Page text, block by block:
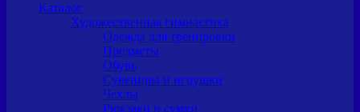
Каталог
Художественная гимнастика
Одежда для тренировки
Предметы
Обувь
Сувениры и игрушки
Чехлы
Рюкзаки и сумки